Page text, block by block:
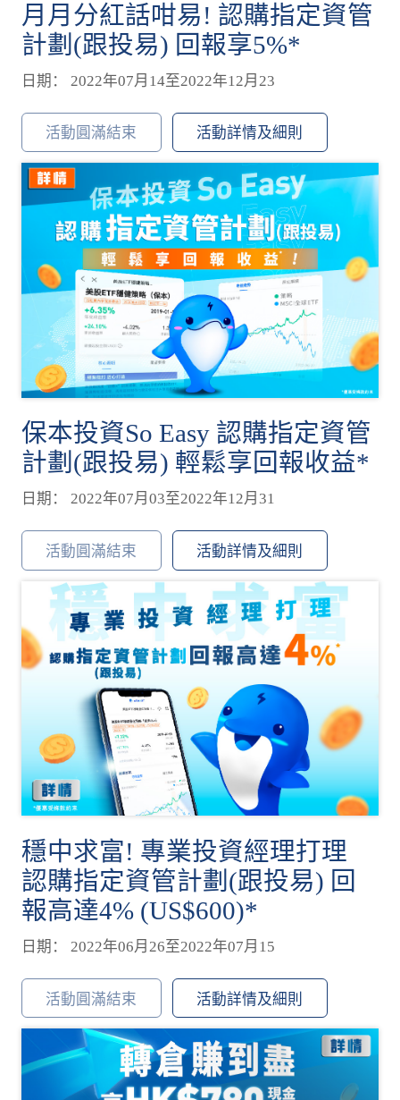
月月分紅話咁易! 認購指定資管
計劃(跟投易) 回報享5%*
日期： 2022年07月14至2022年12月23
活動圓滿結束 活動詳情及細則
保本投資So Easy 認購指定資管
計劃(跟投易) 輕鬆享回報收益*
日期： 2022年07月03至2022年12月31
活動圓滿結束 活動詳情及細則
穩中求富! 專業投資經理打理
認購指定資管計劃(跟投易) 回
報高達4% (US$600)*
日期： 2022年06月26至2022年07月15
活動圓滿結束 活動詳情及細則